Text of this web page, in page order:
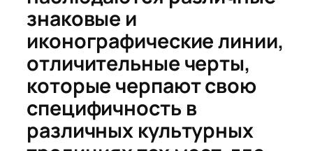
знаковые и
иконографические линии,
отличительные черты,
которые черпают свою
специфичность в
различных культурных